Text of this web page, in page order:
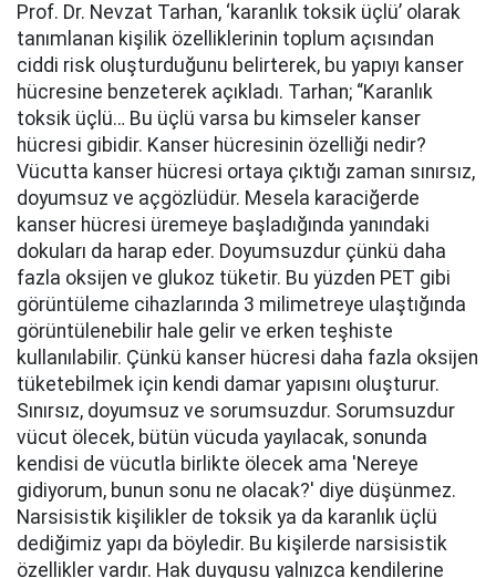
Prof. Dr. Nevzat Tarhan, ‘karanlık toksik üçlü’ olarak
tanımlanan kişilik özelliklerinin toplum açısından
ciddi risk oluşturduğunu belirterek, bu yapıyı kanser
hücresine benzeterek açıkladı. Tarhan; “Karanlık
toksik üçlü… Bu üçlü varsa bu kimseler kanser
hücresi gibidir. Kanser hücresinin özelliği nedir?
Vücutta kanser hücresi ortaya çıktığı zaman sınırsız,
doyumsuz ve açgözlüdür. Mesela karaciğerde
kanser hücresi üremeye başladığında yanındaki
dokuları da harap eder. Doyumsuzdur çünkü daha
fazla oksijen ve glukoz tüketir. Bu yüzden PET gibi
görüntüleme cihazlarında 3 milimetreye ulaştığında
görüntülenebilir hale gelir ve erken teşhiste
kullanılabilir. Çünkü kanser hücresi daha fazla oksijen
tüketebilmek için kendi damar yapısını oluşturur.
Sınırsız, doyumsuz ve sorumsuzdur. Sorumsuzdur
vücut ölecek, bütün vücuda yayılacak, sonunda
kendisi de vücutla birlikte ölecek ama 'Nereye
gidiyorum, bunun sonu ne olacak?' diye düşünmez.
Narsisistik kişilikler de toksik ya da karanlık üçlü
dediğimiz yapı da böyledir. Bu kişilerde narsisistik
özellikler vardır. Hak duygusu yalnızca kendilerine